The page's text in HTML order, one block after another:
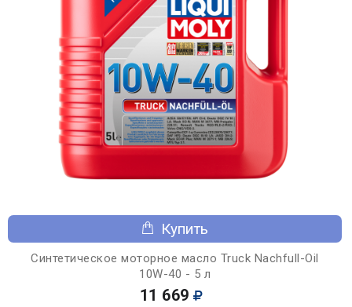
Купить
Синтетическое моторное масло Truck Nachfull-Oil
10W-40 - 5 л
11 669